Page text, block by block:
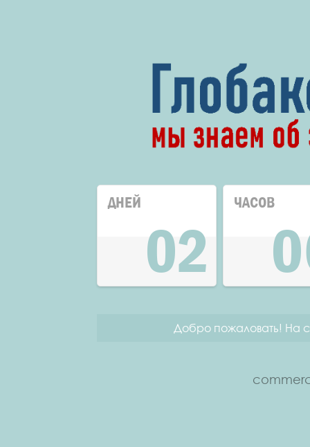
ДНЕЙ
02
ЧАСОВ
Добро пожаловать! На